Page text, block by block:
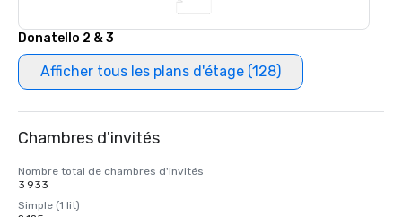
Donatello 2 & 3
Afficher tous les plans d'étage (128)
Chambres d'invités
Nombre total de chambres d'invités
3 933
Simple (1 lit)